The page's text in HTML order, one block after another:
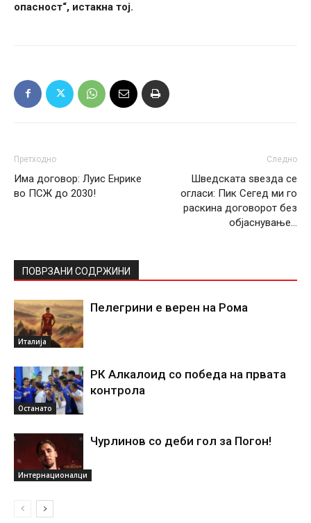
опасност“, истакна тој.
Претходно
Има договор: Луис Енрике
во ПСЖ до 2030!
Следно
Шведската ѕвезда се
огласи: Пик Сегед ми го
раскина договорот без
објаснување…
ПОВРЗАНИ СОДРЖИНИ
Италија
Пелегрини е верен на Рома
Останато
РК Алкалоид со победа на првата
контрола
Интернационалци
Чурлинов со деби гол за Погон!